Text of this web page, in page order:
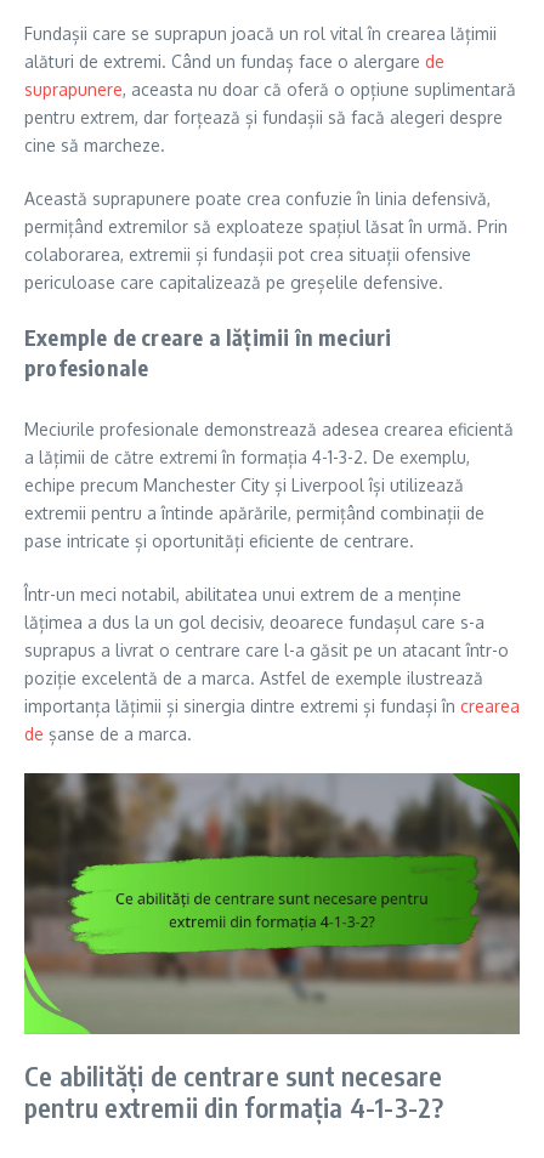
Fundașii care se suprapun joacă un rol vital în crearea lățimii
alături de extremi. Când un fundaș face o alergare de
suprapunere, aceasta nu doar că oferă o opțiune suplimentară
pentru extrem, dar forțează și fundașii să facă alegeri despre
cine să marcheze.
Această suprapunere poate crea confuzie în linia defensivă,
permițând extremilor să exploateze spațiul lăsat în urmă. Prin
colaborarea, extremii și fundașii pot crea situații ofensive
periculoase care capitalizează pe greșelile defensive.
Exemple de creare a lățimii în meciuri
profesionale
Meciurile profesionale demonstrează adesea crearea eficientă
a lățimii de către extremi în formația 4-1-3-2. De exemplu,
echipe precum Manchester City și Liverpool își utilizează
extremii pentru a întinde apărările, permițând combinații de
pase intricate și oportunități eficiente de centrare.
Într-un meci notabil, abilitatea unui extrem de a menține
lățimea a dus la un gol decisiv, deoarece fundașul care s-a
suprapus a livrat o centrare care l-a găsit pe un atacant într-o
poziție excelentă de a marca. Astfel de exemple ilustrează
importanța lățimii și sinergia dintre extremi și fundași în crearea
de șanse de a marca.
Ce abilități de centrare sunt necesare
pentru extremii din formația 4-1-3-2?